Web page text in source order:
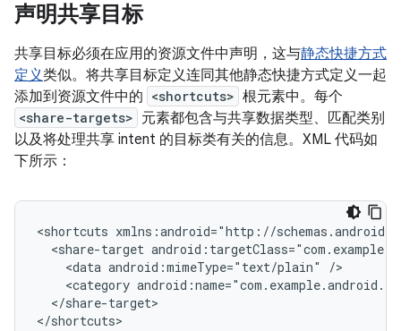
声明共享目标
共享目标必须在应用的资源文件中声明，这与静态快捷方式
定义类似。将共享目标定义连同其他静态快捷方式定义一起
添加到资源文件中的 <shortcuts> 根元素中。每个
<share-targets> 元素都包含与共享数据类型、匹配类别
以及将处理共享 intent 的目标类有关的信息。XML 代码如
下所示：
<shortcuts
<share-target
<data android:mimeType="text/plain"
<category
</share-target>
</shortcuts>